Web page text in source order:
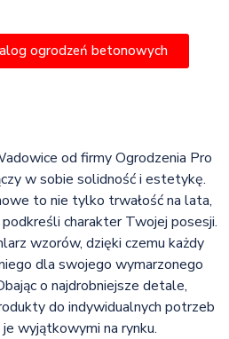
ogrodzeń betonowych
od firmy Ogrodzenia Pro
w sobie solidność i estetykę.
to nie tylko trwałość na lata,
charakter Twojej posesji.
wzorów, dzięki czemu każdy
dla swojego wymarzonego
o najdrobniejsze detale,
do indywidualnych potrzeb
wyjątkowymi na rynku.